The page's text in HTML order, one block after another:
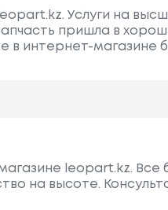
Услуги на
пришла в
в интернет-магазине
leopart.kz.
на высоте.